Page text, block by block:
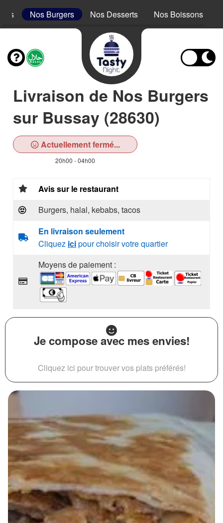
Nos Burgers Nos Desserts Nos Boissons
Livraison de Nos Burgers
sur Bussay (28630)
Actuellement fermé...
20h00 - 04h00
Avis sur le restaurant
Burgers, halal, kebabs, tacos
En livraison seulement
Cliquez icipour choisir votre quartier
Moyens de paiement :
Je compose avec mes envies!
Cliquez ici pour trouver vos plats préférés!